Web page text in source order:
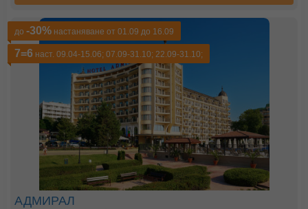
до -30% настаняване от 01.09 до 16.09
7=6 наст. 09.04-15.06; 07.09-31.10; 22.09-31.10;
АДМИРАЛ